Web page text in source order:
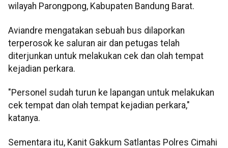
wilayah Parongpong, Kabupaten Bandung Barat.
Aviandre mengatakan sebuah bus dilaporkan
terperosok ke saluran air dan petugas telah
diterjunkan untuk melakukan cek dan olah tempat
kejadian perkara.
"Personel sudah turun ke lapangan untuk melakukan
cek tempat dan olah tempat kejadian perkara,"
katanya.
Sementara itu, Kanit Gakkum Satlantas Polres Cimahi